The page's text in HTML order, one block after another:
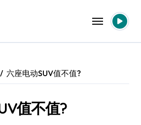
六座电动SUV值不值?
值不值?